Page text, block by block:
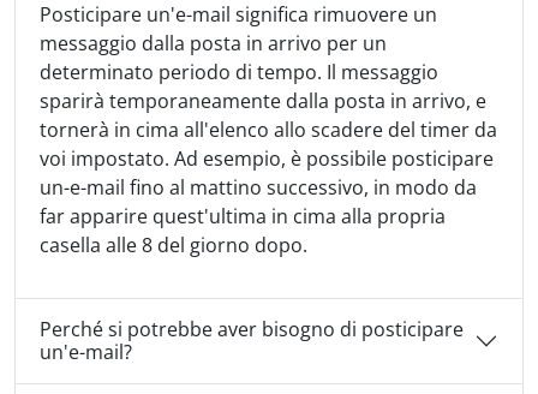
Posticipare un'e-mail significa rimuovere un
messaggio dalla posta in arrivo per un
determinato periodo di tempo. Il messaggio
sparirà temporaneamente dalla posta in arrivo, e
tornerà in cima all'elenco allo scadere del timer da
voi impostato. Ad esempio, è possibile posticipare
un-e-mail fino al mattino successivo, in modo da
far apparire quest'ultima in cima alla propria
casella alle 8 del giorno dopo.
Perché si potrebbe aver bisogno di posticipare
un'e-mail?